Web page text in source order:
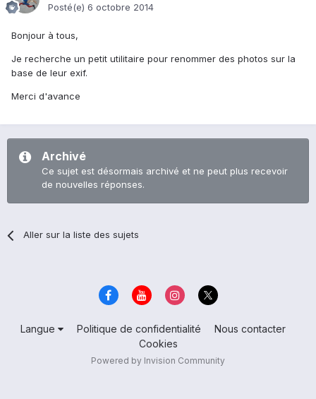
Posté(e) 6 octobre 2014
Bonjour à tous,
Je recherche un petit utilitaire pour renommer des photos sur la
base de leur exif.
Merci d'avance
Archivé
Ce sujet est désormais archivé et ne peut plus recevoir
de nouvelles réponses.
Aller sur la liste des sujets
Langue Politique de confidentialité
Nous contacter
Cookies
Powered by Invision Community